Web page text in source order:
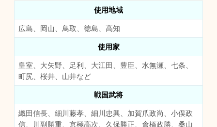
使用地域
広島、岡山、鳥取、徳島、高知
使用家
皇室、大矢野、足利、大江田、豊臣、水無瀬、七条、
町尻、桜井、山井など
戦国武将
織田信長、細川藤孝、細川忠興、加賀爪政尚、小俣政
信、川副勝重、京極高次、久保勝正、倉橋政勝、桑山